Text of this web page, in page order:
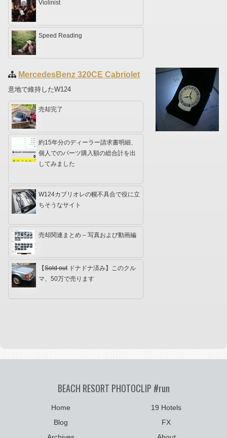
Violinist
Speed Reading
MercedesBenz 320CE Cabriolet
意地で維持したW124
売却完了
約15年分のディーラー請求書明細、
個人でのパーツ購入額の総合計を出
してみました
W124カブリオレの幌不具合で役に立
ちそうなサイト
売却関連まとめ – 写真および動画編
【Sold outドナドナ済み】このクル
マ、50万で売ります
BEACH RESORT PHOTOCLIP #run
Home
19 Hotels
Blog
FX